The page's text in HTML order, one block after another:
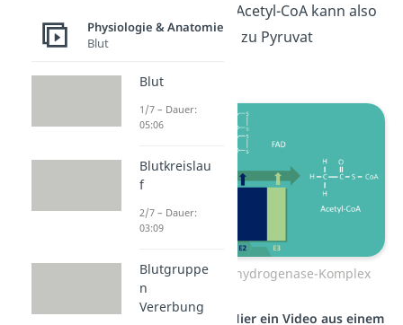
Reaktion handelt. Acetyl-CoA kann also
nicht mehr zurück zu Pyruvat
Aufbau Pyruvatdehydrogenase-Komplex
Studyflix vernetzt: Hier ein Video aus einem
Physiologie & Anatomie
Blut
Blut
1/7 – Dauer:
05:06
Blutkreislau
f
2/7 – Dauer:
03:09
Blutgruppe
n
Vererbung